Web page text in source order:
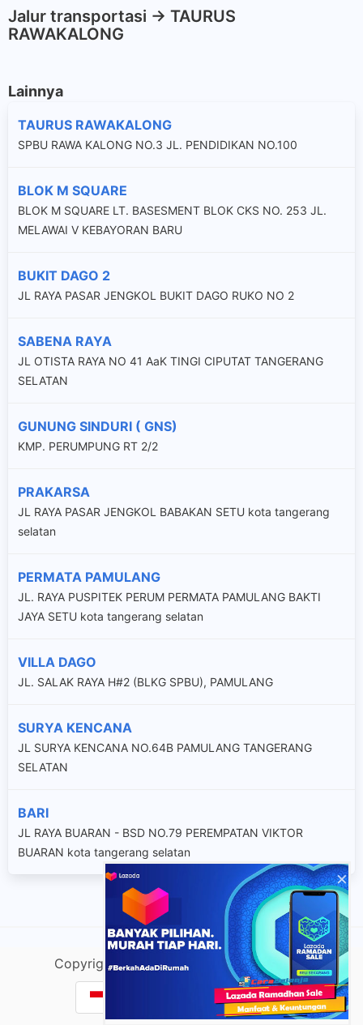
Jalur transportasi -> TAURUS
RAWAKALONG
Lainnya
TAURUS RAWAKALONG
SPBU RAWA KALONG NO.3 JL. PENDIDIKAN NO.100
BLOK M SQUARE
BLOK M SQUARE LT. BASESMENT BLOK CKS NO. 253 JL.
MELAWAI V KEBAYORAN BARU
BUKIT DAGO 2
JL RAYA PASAR JENGKOL BUKIT DAGO RUKO NO 2
SABENA RAYA
JL OTISTA RAYA NO 41 AaK TINGI CIPUTAT TANGERANG
SELATAN
GUNUNG SINDURI ( GNS)
KMP. PERUMPUNG RT 2/2
PRAKARSA
JL RAYA PASAR JENGKOL BABAKAN SETU kota tangerang
selatan
PERMATA PAMULANG
JL. RAYA PUSPITEK PERUM PERMATA PAMULANG BAKTI
JAYA SETU kota tangerang selatan
VILLA DAGO
JL. SALAK RAYA H#2 (BLKG SPBU), PAMULANG
SURYA KENCANA
JL SURYA KENCANA NO.64B PAMULANG TANGERANG
SELATAN
BARI
JL RAYA BUARAN - BSD NO.79 PEREMPATAN VIKTOR
BUARAN kota tangerang selatan
Copyright @ lacako.com | Sitemap | v.Do
Cek Resi & Lacak Paket
×